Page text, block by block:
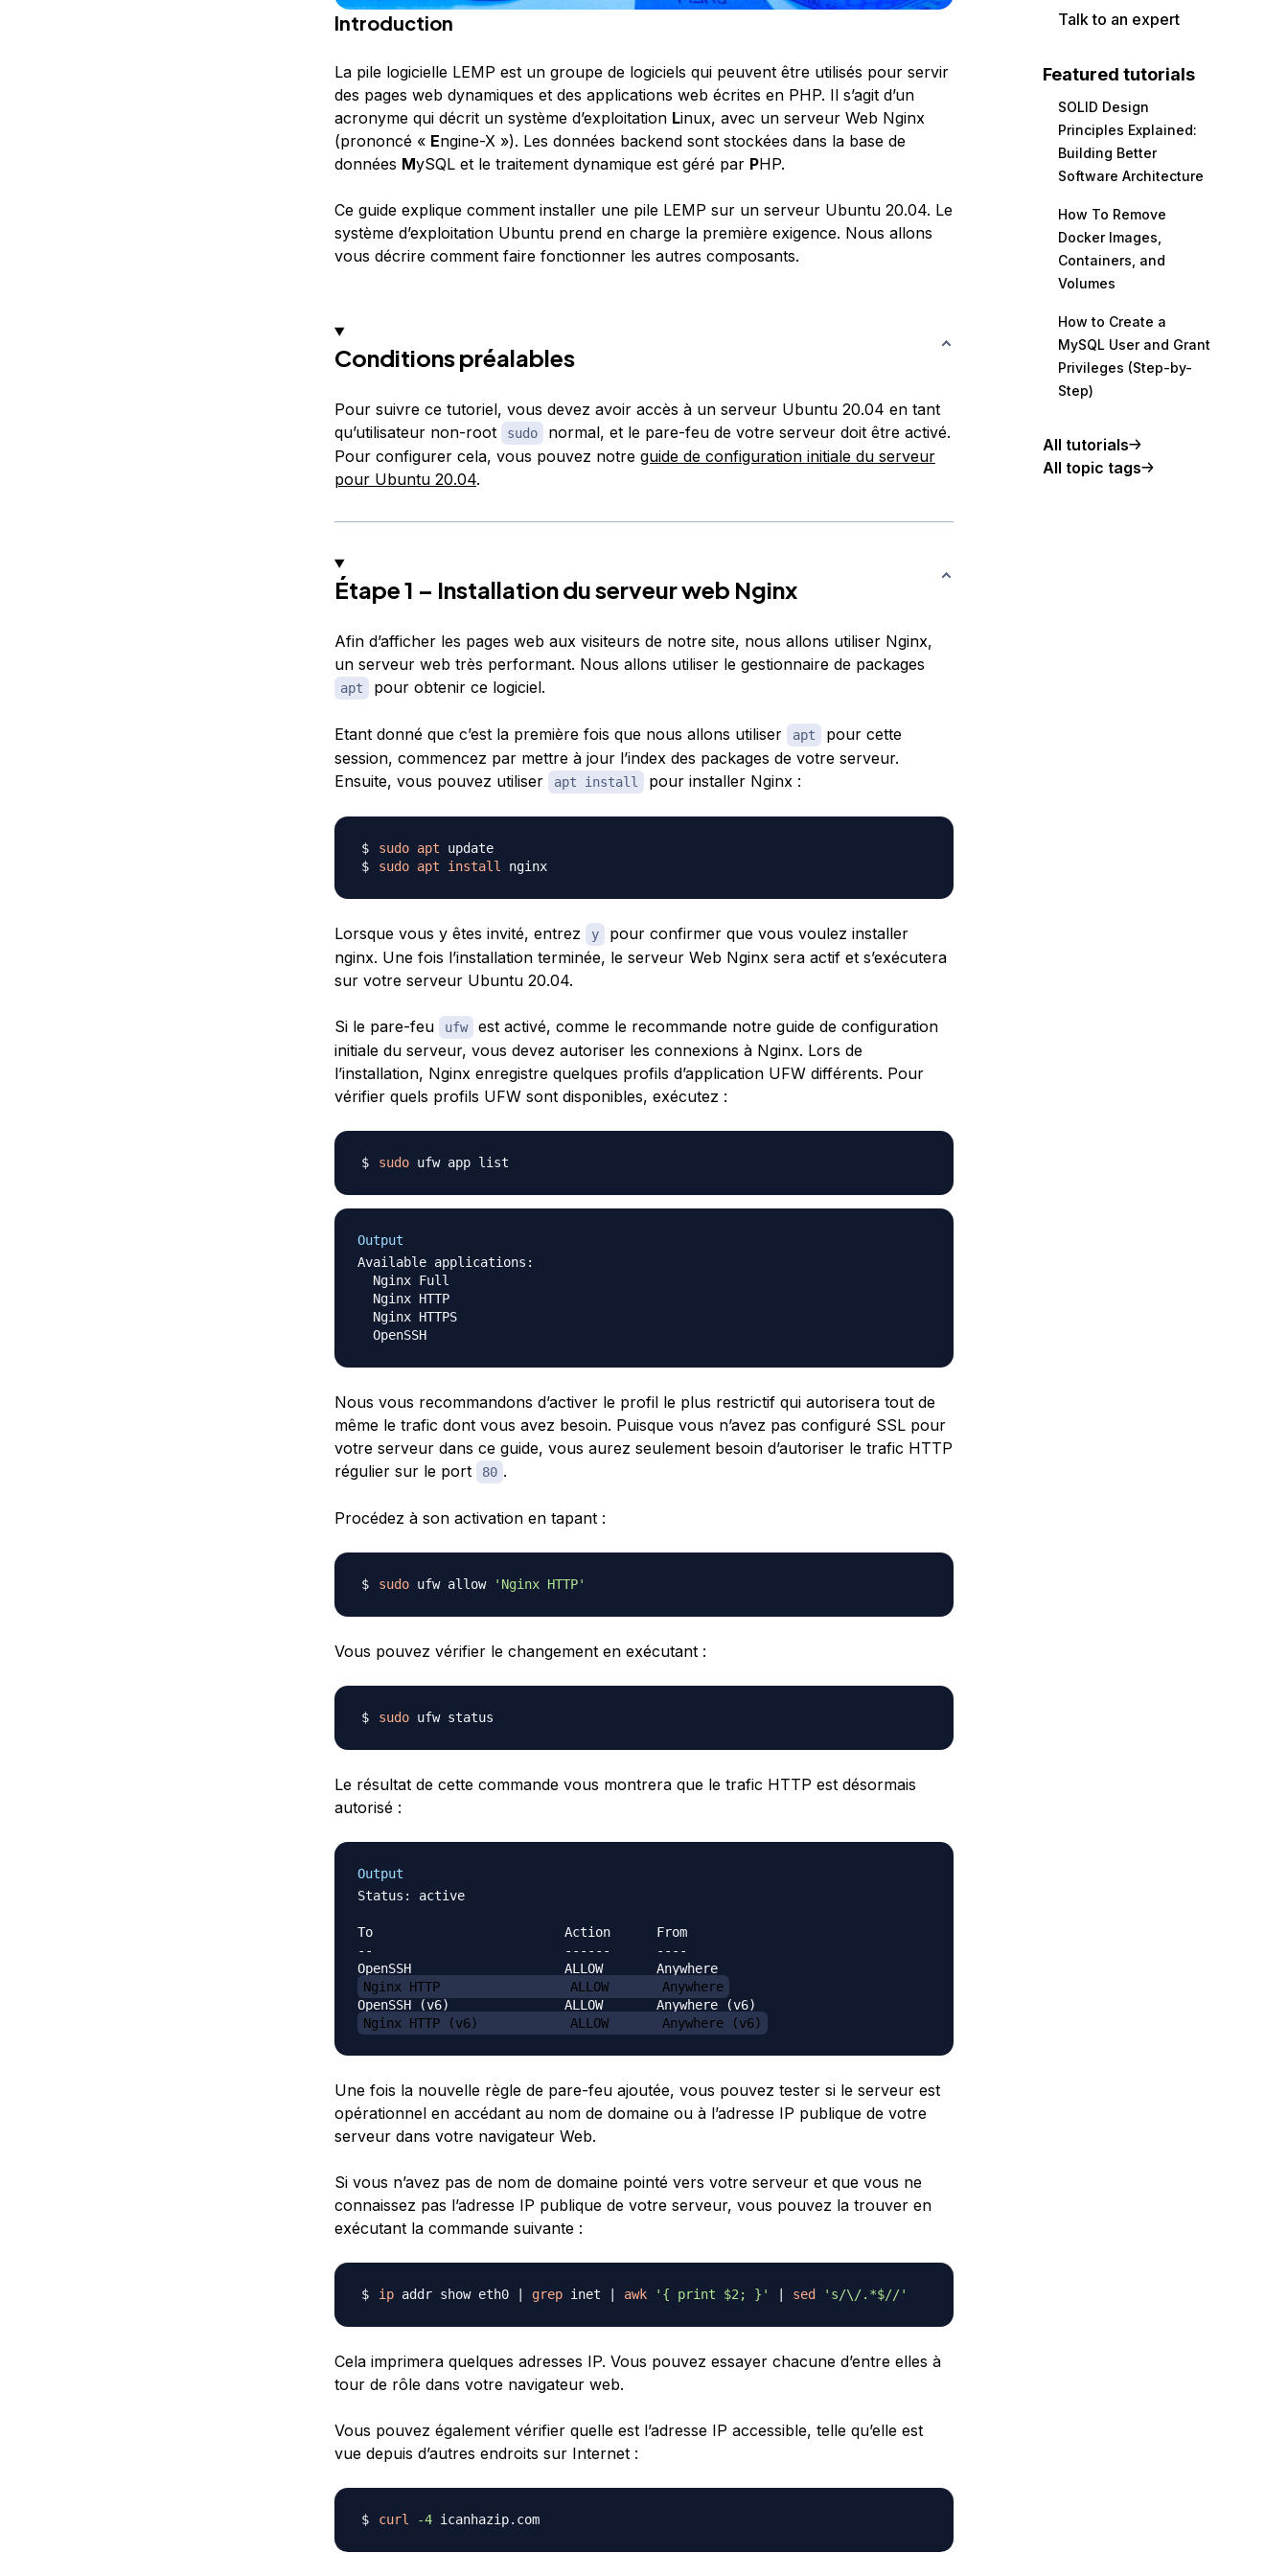
Introduction
La pile logicielle LEMP est un groupe de logiciels qui peuvent être utilisés pour servir
des pages web dynamiques et des applications web écrites en PHP. Il s’agit d’un
acronyme qui décrit un système d’exploitation Linux, avec un serveur Web Nginx
(prononcé « Engine-X »). Les données backend sont stockées dans la base de
données MySQL et le traitement dynamique est géré par PHP.
Ce guide explique comment installer une pile LEMP sur un serveur Ubuntu 20.04. Le
système d’exploitation Ubuntu prend en charge la première exigence. Nous allons
vous décrire comment faire fonctionner les autres composants.
Conditions préalables
Pour suivre ce tutoriel, vous devez avoir accès à un serveur Ubuntu 20.04 en tant
qu’utilisateur non-root ​​​​
sud​o​​​
normal, et le pare-feu de votre serveur doit être activé.
Pour configurer cela, vous pouvez notre guide de configuration initiale du serveur
pour Ubuntu 20.04.
Étape 1 – Installation du serveur web Nginx
Afin d’afficher les pages web aux visiteurs de notre site, nous allons utiliser Nginx,
un serveur web très performant. Nous allons utiliser le gestionnaire de packages
apt pour obtenir ce logiciel.
Etant donné que c’est la première fois que nous allons utiliser apt
pour cette
session, commencez par mettre à jour l’index des packages de votre serveur.
Ensuite, vous pouvez utiliser
apt install pour installer Nginx :
sudo apt
update
sudo apt install nginx
Lorsque vous y êtes invité, entrez y
pour confirmer que vous voulez installer
nginx. Une fois l’installation terminée, le serveur Web Nginx sera actif et s’exécutera
sur votre serveur Ubuntu 20.04.
Si le pare-feu ufw
est activé, comme le recommande notre guide de configuration
initiale du serveur, vous devez autoriser les connexions à Nginx. Lors de
l’installation, Nginx enregistre quelques profils d’application UFW différents. Pour
vérifier quels profils UFW sont disponibles, exécutez :
sudo
Output
Available applications:
  Nginx Full
  Nginx HTTP
  Nginx HTTPS
  OpenSSH
Nous vous recommandons d’activer le profil le plus restrictif qui autorisera tout de
même le trafic dont vous avez besoin. Puisque vous n’avez pas configuré SSL pour
votre serveur dans ce guide, vous aurez seulement besoin d’autoriser le trafic HTTP
régulier sur le port
80 .
Procédez à son activation en tapant :
sudo ufw allow 'Nginx HTTP'
Vous pouvez vérifier le changement en exécutant :
sudo
Le résultat de cette commande vous montrera que le trafic HTTP est désormais
autorisé :
Output
Status: active
To                         Action      From
--                         ------      ----
OpenSSH                    ALLOW       Anywhere
Nginx HTTP                 ALLOW       Anywhere
Nginx HTTP (v6)            ALLOW       Anywhere (v6)
Une fois la nouvelle règle de pare-feu ajoutée, vous pouvez tester si le serveur est
opérationnel en accédant au nom de domaine ou à l’adresse IP publique de votre
serveur dans votre navigateur Web.
Si vous n’avez pas de nom de domaine pointé vers votre serveur et que vous ne
connaissez pas l’adresse IP publique de votre serveur, vous pouvez la trouver en
exécutant la commande suivante :
ip addr show eth0 | grep inet | awk '{ print $2; }' | sed 's/\/.*$//'
Cela imprimera quelques adresses IP. Vous pouvez essayer chacune d’entre elles à
tour de rôle dans votre navigateur web.
Vous pouvez également vérifier quelle est l’adresse IP accessible, telle qu’elle est
vue depuis d’autres endroits sur Internet :
curl -4 icanhazip.com
Talk to an expert
Featured tutorials
SOLID Design
Principles Explained:
Building Better
Software Architecture
How To Remove
Docker Images,
Containers, and
Volumes
How to Create a
MySQL User and Grant
Privileges (Step-by-
Step)
All tutorials
All topic tags